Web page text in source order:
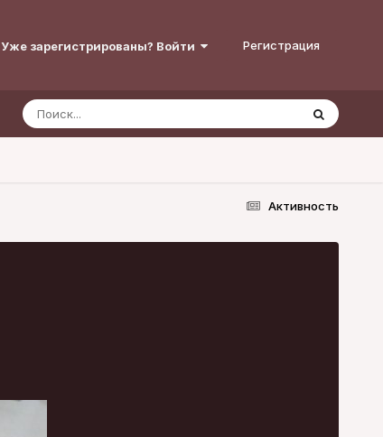
Уже зарегистрированы? Войти Регистрация
Активность